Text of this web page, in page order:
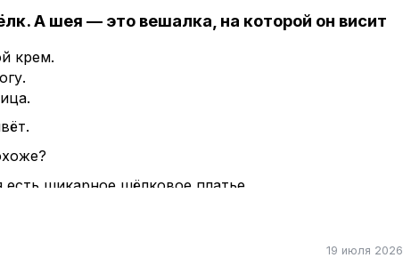
А шея — это вешалка, на которой он висит
крем.
есть шикарное шёлковое платье.
фасон.
сломанную вешалку.
19 июля 2026